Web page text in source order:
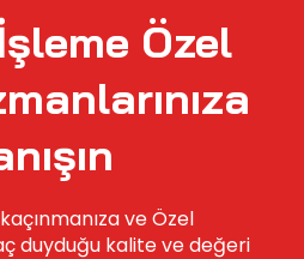
Özel
ve Özel
duyduğu kalite ve değeri